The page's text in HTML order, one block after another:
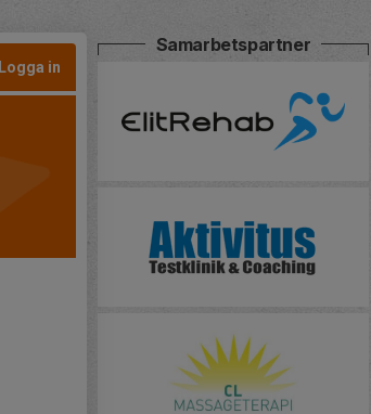
Logga in
Samarbetspartner